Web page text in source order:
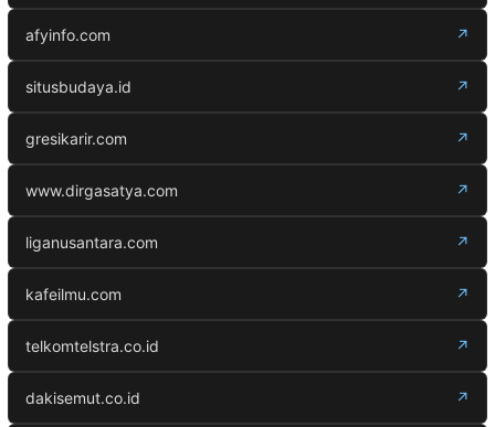
afyinfo.com ↗
situsbudaya.id ↗
gresikarir.com ↗
www.dirgasatya.com ↗
liganusantara.com ↗
kafeilmu.com ↗
telkomtelstra.co.id ↗
dakisemut.co.id ↗